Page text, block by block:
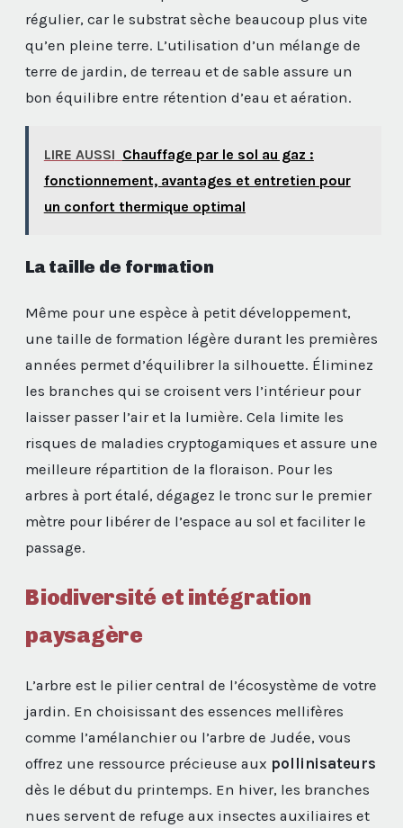
régulier, car le substrat sèche beaucoup plus vite
qu’en pleine terre. L’utilisation d’un mélange de
terre de jardin, de terreau et de sable assure un
bon équilibre entre rétention d’eau et aération.
LIRE AUSSI Chauffage par le sol au gaz :
fonctionnement, avantages et entretien pour
un confort thermique optimal
La taille de formation
Même pour une espèce à petit développement,
une taille de formation légère durant les premières
années permet d’équilibrer la silhouette. Éliminez
les branches qui se croisent vers l’intérieur pour
laisser passer l’air et la lumière. Cela limite les
risques de maladies cryptogamiques et assure une
meilleure répartition de la floraison. Pour les
arbres à port étalé, dégagez le tronc sur le premier
mètre pour libérer de l’espace au sol et faciliter le
passage.
Biodiversité et intégration
paysagère
L’arbre est le pilier central de l’écosystème de votre
jardin. En choisissant des essences mellifères
comme l’amélanchier ou l’arbre de Judée, vous
offrez une ressource précieuse aux pollinisateurs
dès le début du printemps. En hiver, les branches
nues servent de refuge aux insectes auxiliaires et